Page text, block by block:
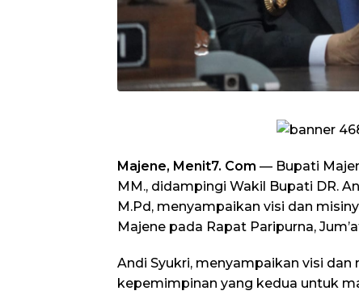
Majene, Menit7. Com — Bupati
MM., didampingi Wakil Bupati DR.
M.Pd, menyampaikan visi dan
Majene pada Rapat Paripurna,
Andi Syukri, menyampaikan visi
kepemimpinan yang kedua untuk